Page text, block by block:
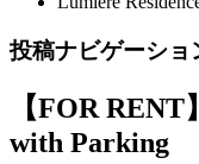
投稿ナビゲーショ
【FOR RENT】
with Parking